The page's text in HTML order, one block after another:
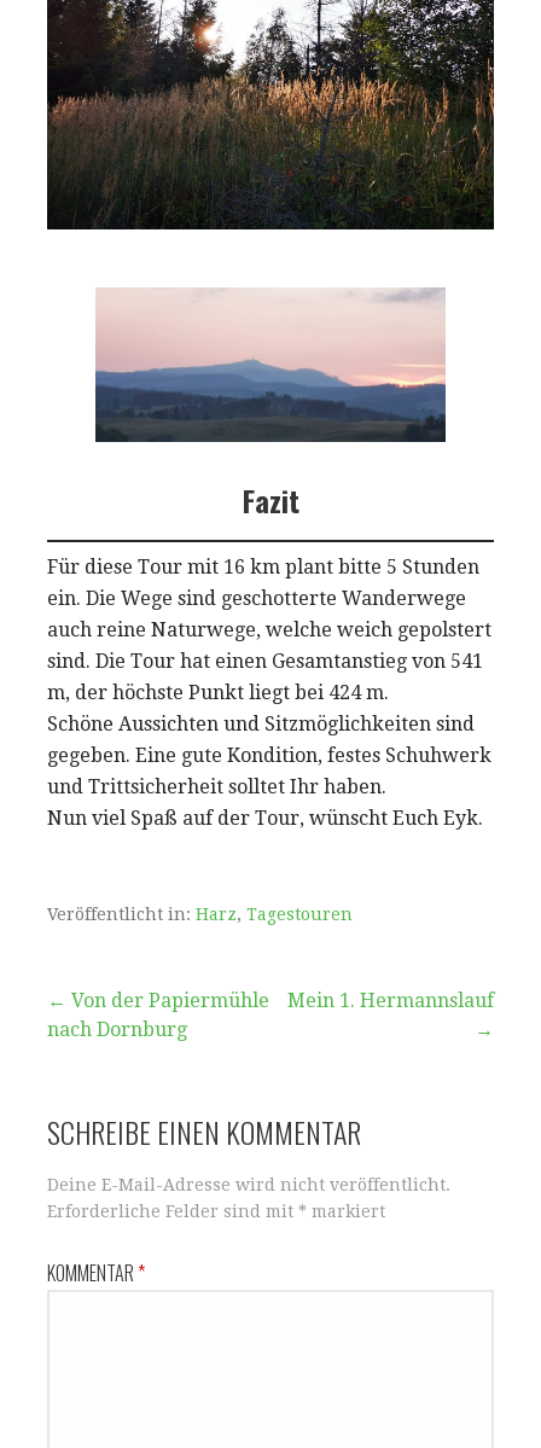
Fazit
Für diese Tour mit 16 km plant bitte 5 Stunden
ein. Die Wege sind geschotterte Wanderwege
auch reine Naturwege, welche weich gepolstert
sind. Die Tour hat einen Gesamtanstieg von 541
m, der höchste Punkt liegt bei 424 m.
Schöne Aussichten und Sitzmöglichkeiten sind
gegeben. Eine gute Kondition, festes Schuhwerk
und Trittsicherheit solltet Ihr haben.
Nun viel Spaß auf der Tour, wünscht Euch Eyk.
Veröffentlicht in: Harz, Tagestouren
Beitragsnavigation
← Von der Papiermühle
nach Dornburg
Mein 1. Hermannslauf
→
SCHREIBE EINEN KOMMENTAR
Deine E-Mail-Adresse wird nicht veröffentlicht.
Erforderliche Felder sind mit * markiert
KOMMENTAR*